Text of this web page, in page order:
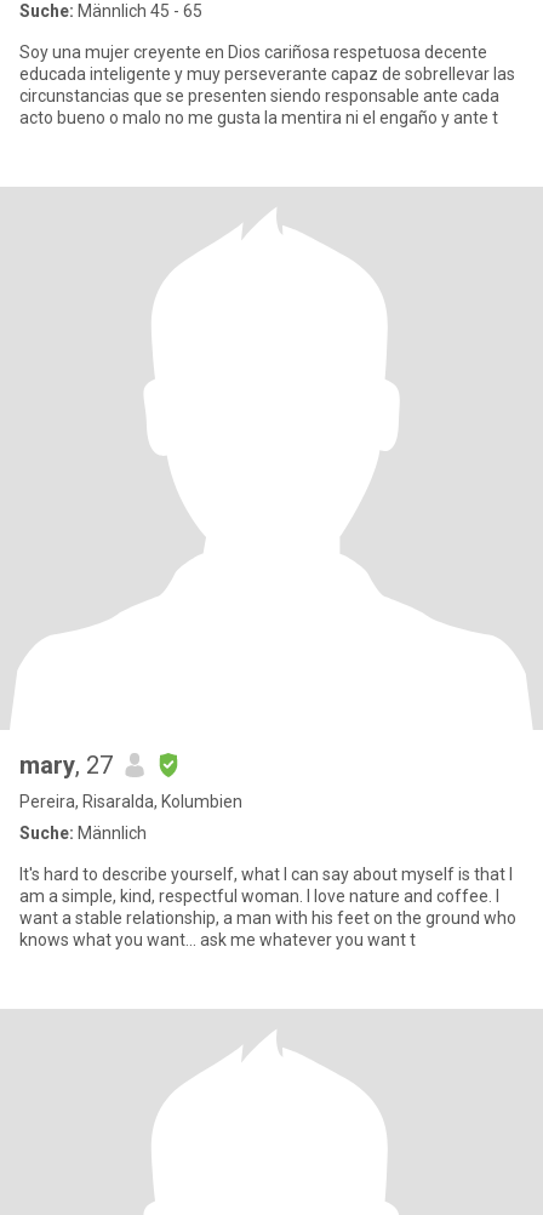
Suche: Männlich 45 - 65
Soy una mujer creyente en Dios cariñosa respetuosa decente
educada inteligente y muy perseverante capaz de sobrellevar las
circunstancias que se presenten siendo responsable ante cada
acto bueno o malo no me gusta la mentira ni el engaño y ante t
mary, 27
Pereira, Risaralda, Kolumbien
Suche: Männlich
It's hard to describe yourself, what I can say about myself is that I
am a simple, kind, respectful woman. I love nature and coffee. I
want a stable relationship, a man with his feet on the ground who
knows what you want... ask me whatever you want t